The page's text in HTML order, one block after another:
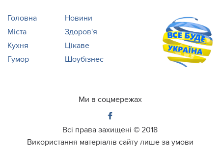
Головна
Новини
Міста
Здоров'я
Кухня
Цікаве
Гумор
Шоубізнес
Ми в соцмережах
Всі права захищені © 2018
Використання матеріалів сайту лише за умови